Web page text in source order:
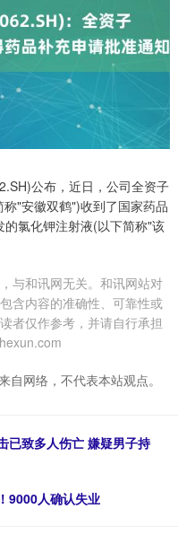
公布，近日，公司全资子
"安徽双鹤")收到了国家药品
氯化钾注射液(以下简称"该
与和讯网无关。和讯网站对
含内容的准确性、可靠性或
者仅作参考，并请自行承担
自网络，不代表本站观点。
已致多人伤亡 嫌疑男子持
9000人确认失业